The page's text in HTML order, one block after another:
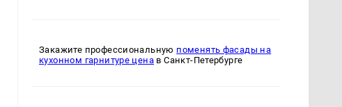
Закажите профессиональную поменять фасады на
кухонном гарнитуре цена в Санкт-Петербурге